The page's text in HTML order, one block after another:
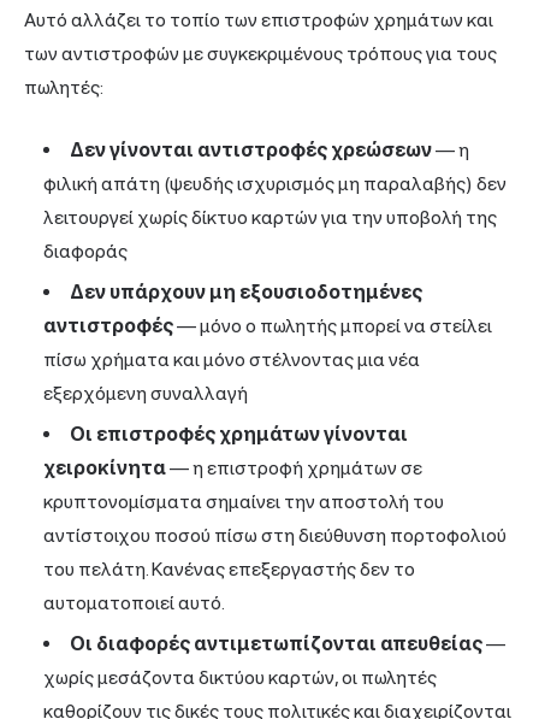
Αυτό αλλάζει το τοπίο των επιστροφών χρημάτων και
των αντιστροφών με συγκεκριμένους τρόπους για τους
πωλητές:
Δεν γίνονται αντιστροφές χρεώσεων— η
φιλική απάτη (ψευδής ισχυρισμός μη παραλαβής) δεν
λειτουργεί χωρίς δίκτυο καρτών για την υποβολή της
διαφοράς
Δεν υπάρχουν μη εξουσιοδοτημένες
αντιστροφές— μόνο ο πωλητής μπορεί να στείλει
πίσω χρήματα και μόνο στέλνοντας μια νέα
εξερχόμενη συναλλαγή
Οι επιστροφές χρημάτων γίνονται
χειροκίνητα— η επιστροφή χρημάτων σε
κρυπτονομίσματα σημαίνει την αποστολή του
αντίστοιχου ποσού πίσω στη διεύθυνση πορτοφολιού
του πελάτη. Κανένας επεξεργαστής δεν το
αυτοματοποιεί αυτό.
Οι διαφορές αντιμετωπίζονται απευθείας—
χωρίς μεσάζοντα δικτύου καρτών, οι πωλητές
καθορίζουν τις δικές τους πολιτικές και διαχειρίζονται